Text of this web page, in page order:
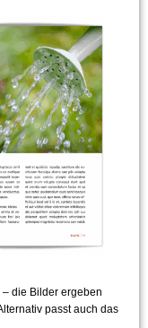
– die Bilder ergeben
passt auch das